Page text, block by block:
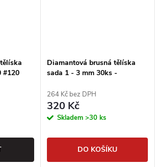
#120
Diamantová brusná tělíska
sada 1 - 3 mm 30ks -
264 Kč bez DPH
320 Kč
Skladem >30 ks
DO KOŠÍKU